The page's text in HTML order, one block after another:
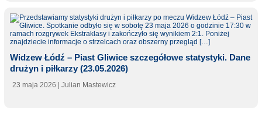
Widzew Łódź – Piast Gliwice szczegółowe statystyki. Dane
drużyn i piłkarzy (23.05.2026)
23 maja 2026 | Julian Mastewicz